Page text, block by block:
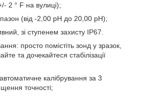
2 ° F на вулиці);
(від -2,00 pH до 20,00 pH);
зі ступенем захисту IP67.
просто помістіть зонд у зразок,
та дочекайтеся стабілізації
калібрування за 3
точності;